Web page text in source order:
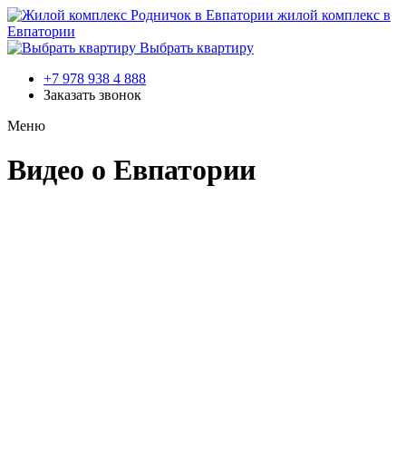
жилой комплекс в
Евпатории
Выбрать квартиру
+7 978 938 4 888
Заказать звонок
Меню
Видео о Евпатории